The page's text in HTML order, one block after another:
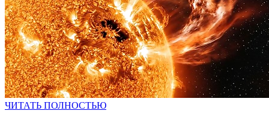
ЧИТАТЬ ПОЛНОСТЬЮ